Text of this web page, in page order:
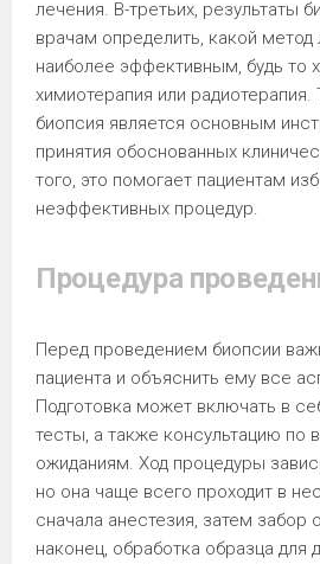
лечения. В-третьих, результаты
врачам определить, какой метод
наиболее эффективным, будь то
химиотерапия или
биопсия является основным
принятия обоснованных
того, это помогает пациентам
неэффективных процедур.
Процедура
Перед проведением биопсии
пациента и объяснить ему все
Подготовка может включать в
тесты, а также консультацию
ожиданиям. Ход процедуры
но она чаще всего проходит в
сначала анестезия, затем забор
наконец, обработка образца для